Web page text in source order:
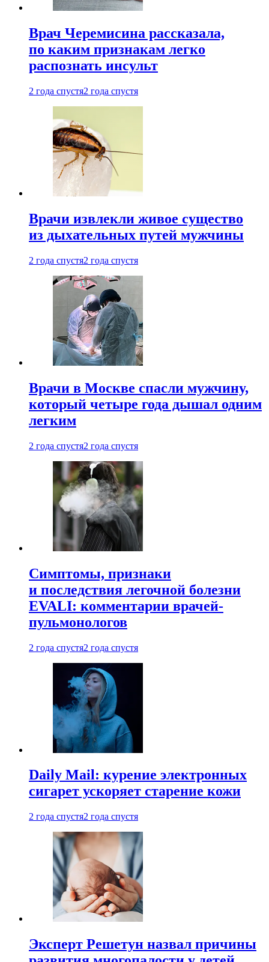
Врач Черемисина рассказала,
по каким признакам легко
распознать инсульт
2 года спустя2 года спустя
Врачи извлекли живое существо
из дыхательных путей мужчины
2 года спустя2 года спустя
Врачи в Москве спасли мужчину,
который четыре года дышал одним
легким
2 года спустя2 года спустя
Симптомы, признаки
и последствия легочной болезни
EVALI: комментарии врачей-
пульмонологов
2 года спустя2 года спустя
Daily Mail: курение электронных
сигарет ускоряет старение кожи
2 года спустя2 года спустя
Эксперт Решетун назвал причины